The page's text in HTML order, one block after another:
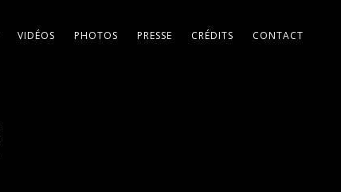
VIDÉOS PHOTOS PRESSE CRÉDITS CONTACT